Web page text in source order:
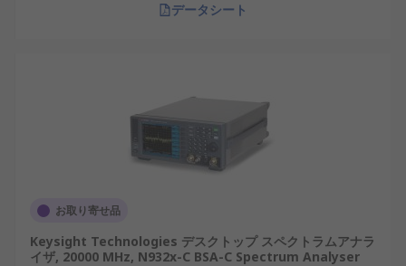
データシート
お取り寄せ品
Keysight Technologies デスクトップ スペクトラムアナラ
イザ, 20000 MHz, N932x-C BSA-C Spectrum Analyser